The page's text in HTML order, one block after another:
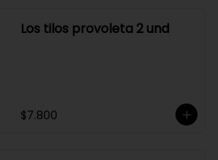
Los tilos provoleta 2 und
$7.800